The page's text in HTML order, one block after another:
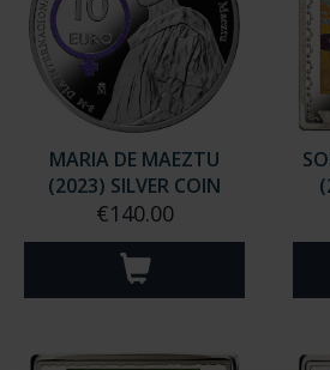
MARIA DE MAEZTU
(2023) SILVER COIN
€140.00